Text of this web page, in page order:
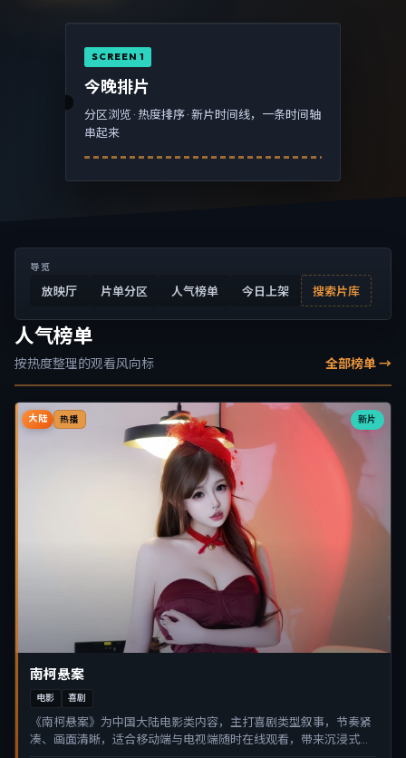
SCREEN 1
今晚排片
分区浏览 · 热度排序 · 新片时间线，一条时间轴
串起来
导览
放映厅 片单分区 人气榜单 今日上架 搜索片库
人气榜单
按热度整理的观看风向标 全部榜单 →
新片
大陆 热播
南柯悬案
电影 喜剧
《南柯悬案》为中国大陆电影类内容，主打喜剧类型叙事，节奏紧
凑、画面清晰，适合移动端与电视端随时在线观看，带来沉浸式视